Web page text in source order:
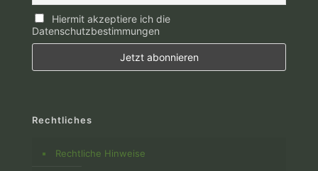
Hiermit akzeptiere ich die
Datenschutzbestimmungen
Rechtliches
Rechtliche Hinweise